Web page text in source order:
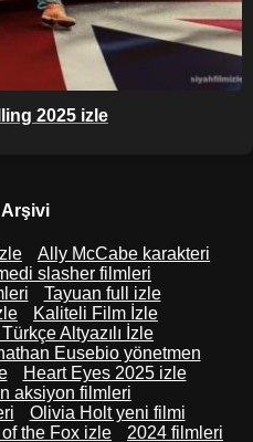
2025 izle
Arşivi
Ally McCabe karakteri
slasher filmleri
Tayuan full izle
Kaliteli Film İzle
Altyazılı İzle
Eusebio yönetmen
Heart Eyes 2025 izle
aksiyon filmleri
Olivia Holt yeni filmi
the Fox izle 2024 filmleri